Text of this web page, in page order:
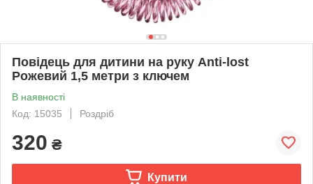
Повідець для дитини на руку Anti-lost
Рожевий 1,5 метри з ключем
В наявності
Код: 15035
Роздріб
320 ₴
Купити